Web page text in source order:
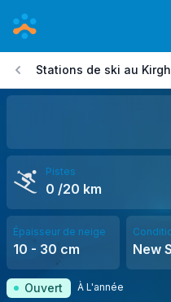
Aller
au
contenu
principalStations de ski au
Pistes
0 /20 km
Épaisseur de neige
10 - 30 cm New
Ouvert À L'année